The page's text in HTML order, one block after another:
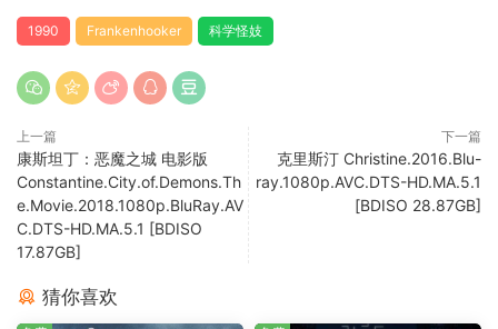
1990 Frankenhooker 科学怪妓
上一篇
康斯坦丁：恶魔之城 电影版
Constantine.City.of.Demons.Th
e.Movie.2018.1080p.BluRay.AV
C.DTS-HD.MA.5.1 [BDISO
17.87GB]
下一篇
克里斯汀 Christine.2016.Blu-
ray.1080p.AVC.DTS-HD.MA.5.1
[BDISO 28.87GB]
猜你喜欢